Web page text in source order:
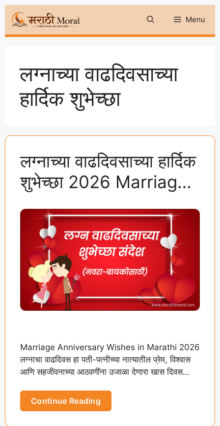
Skip
to
content
Menu
लग्नाच्या वाढदिवसाच्या
हार्दिक शुभेच्छा
लग्नाच्या वाढदिवसाच्या हार्दिक
शुभेच्छा 2026 Marriage
Marathi
Marriage Anniversary Wishes in Marathi 2026
लग्नाचा वाढदिवस हा पती-पत्नीच्या नात्यातील प्रेम, विश्वास
आणि सहजीवनाच्या आठवणींना उजाळा देणारा खास दिवस
Continue Reading